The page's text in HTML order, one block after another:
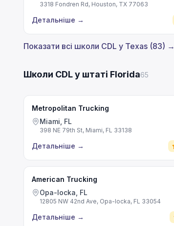
3318 Fondren Rd, Houston, TX 77063
Детальніше →
Показати всі школи CDL у Texas (83) →
Школи CDL у штаті Florida65
Metropolitan Trucking
Miami, FL
398 NE 79th St, Miami, FL 33138
Детальніше →
American Trucking
Opa-locka, FL
12805 NW 42nd Ave, Opa-locka, FL 33054
Детальніше →